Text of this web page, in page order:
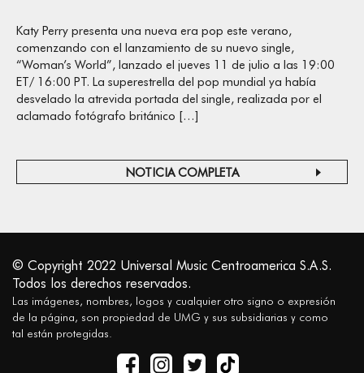
Katy Perry presenta una nueva era pop este verano,
comenzando con el lanzamiento de su nuevo single,
“Woman’s World”, lanzado el jueves 11 de julio a las 19:00
ET/ 16:00 PT. La superestrella del pop mundial ya había
desvelado la atrevida portada del single, realizada por el
aclamado fotógrafo británico […]
NOTICIA COMPLETA
© Copyright 2022 Universal Music Centroamerica S.A.S.
Todos los derechos reservados.
Las imágenes, nombres, logos y cualquier otro signo o expresión
de la página, son propiedad de UMG y sus subsidiarias y como
tal están protegidas.